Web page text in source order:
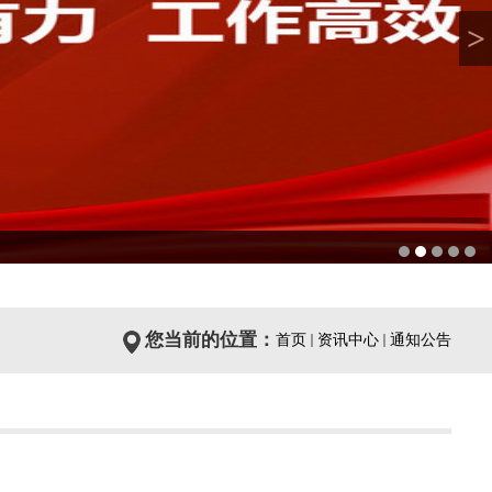
>
您当前的位置： 首页 资讯中心 通知公告